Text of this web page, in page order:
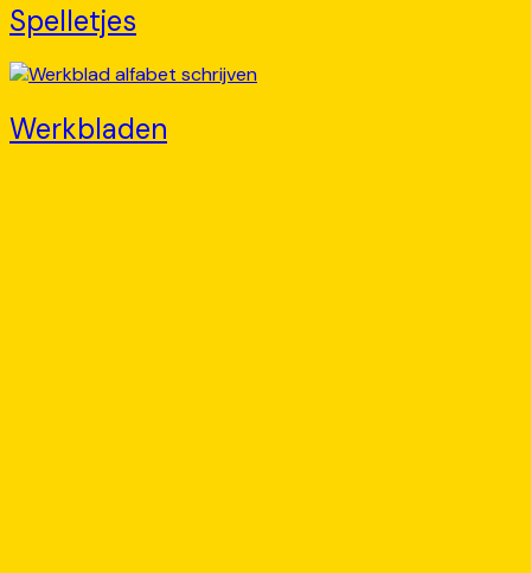
Spelletjes
Werkbladen